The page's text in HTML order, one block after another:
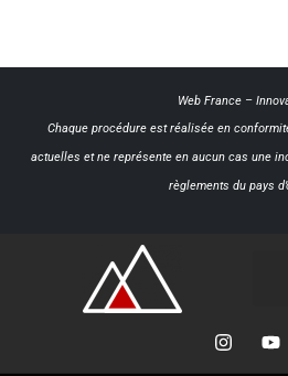
Web France–
Chaque procédure est réalisée en
actuelles et ne représente en aucun cas une
règlements du pays